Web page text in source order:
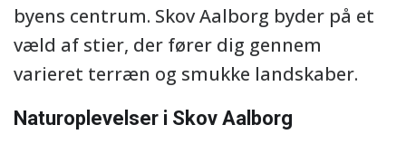
byens centrum. Skov Aalborg byder på et
væld af stier, der fører dig gennem
varieret terræn og smukke landskaber.
Naturoplevelser i Skov Aalborg